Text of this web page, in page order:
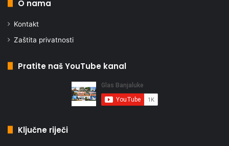
O nama
Kontakt
Zaštita privatnosti
Pratite naš YouTube kanal
Ključne riječi